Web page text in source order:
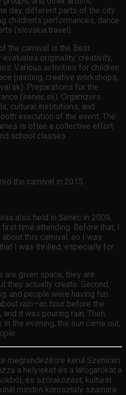
day, different parts of the city
children’s performances, dance
(slovakia.travel).
the carnival is the Best
originality, creativity,
Various activities for children
painting, creative workshops,
Preparations for the
(senec.sk). Organizers
cultural institutions, and
execution of the event. The
is often a collective effort
school classes
the carnival in 2015.
also held in Senec in 2009,
time attending. Before that, I
this carnival, so I was
I was thrilled, especially for
are given space, they are
they actually create. Second,
and people were having fun.
rain—an hour before the
it was pouring rain. Then,
the evening, the sun came out,
megrendezésre kerül Szenicen
a helyieket és a látogatókat a
és szórakozást, kultúrát
minden korosztály számára.